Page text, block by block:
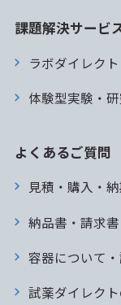
課題解決サービ
ラボダイレクト
体験型実験・
よくあるご質問
見積・購入・
納品書・請求書
容器について
試薬ダイレク